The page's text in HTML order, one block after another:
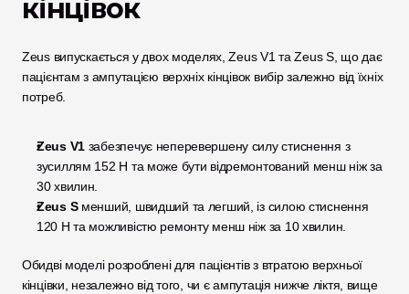
кінцівок
Zeus випускається у двох моделях, Zeus V1 та Zeus S, що дає
пацієнтам з ампутацією верхніх кінцівок вибір залежно від їхніх
потреб.
Zeus V1 забезпечує неперевершену силу стиснення з
зусиллям 152 Н та може бути відремонтований менш ніж за
30 хвилин.
Zeus S менший, швидший та легший, із силою стиснення
120 Н та можливістю ремонту менш ніж за 10 хвилин.
Обидві моделі розроблені для пацієнтів з втратою верхньої
кінцівки, незалежно від того, чи є ампутація нижче ліктя, вище